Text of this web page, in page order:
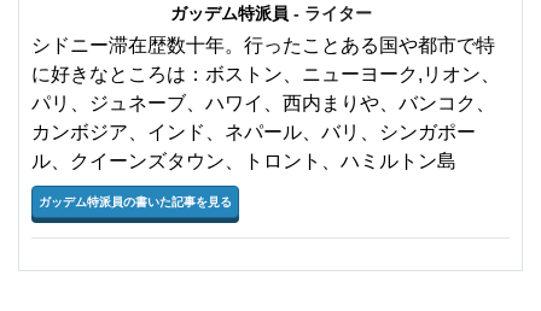
ガッデム特派員 - ライター
シドニー滞在歴数十年。行ったことある国や都市で特
に好きなところは：ボストン、ニューヨーク,リオン、
パリ、ジュネーブ、ハワイ、西内まりや、バンコク、
カンボジア、インド、ネパール、バリ、シンガポー
ル、クイーンズタウン、トロント、ハミルトン島
ガッデム特派員の書いた記事を見る